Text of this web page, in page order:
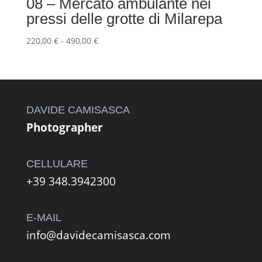
pressi delle grotte di Milarepa
220,00 € - 490,00 €Fascia
da
a
DAVIDE CAMISASCA
Photographer
CELLULARE
+39 348.3942300
E-MAIL
info@davidecamisasca.com